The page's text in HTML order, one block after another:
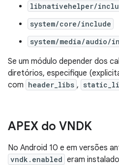
libnativehelper/
system/core/include
system/media/audio/
Se um módulo depender dos
diretórios, especifique
com header_libs ,
APEX do VNDK
No Android 10 e em versões
vndk.enabled eram